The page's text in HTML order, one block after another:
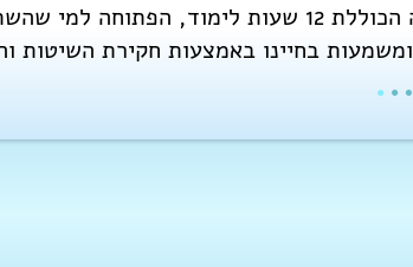
ומשמעות בחיינו באמצעות חקירת השיטות והכלים לשיתוף 16 הקווים